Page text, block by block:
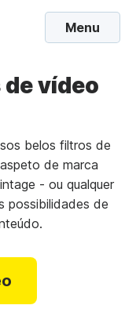
Menu
vídeo
belos filtros de
de marca
- ou qualquer
possibilidades de